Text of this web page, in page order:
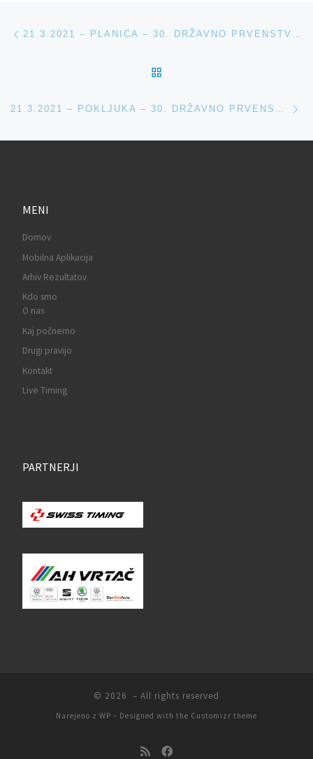
Navigacija med prispevki 21.3.2021 – PLANICA – 30. DRŽAVNO PRVENSTVO V TEKU ŠTAFETE EKIPNO – POKAL ARGETA JUNIOR
MENI
Domov
Mobilna Aplikacija
Arhiv Rezultatov
Kdo smo
O nas
Kaj počnemo
Drugi pravijo
Kontakt
Live Timing
PARTNERJI
© 2026 – All rights reserved
Narejeno z WP – Designed with the Customizr theme